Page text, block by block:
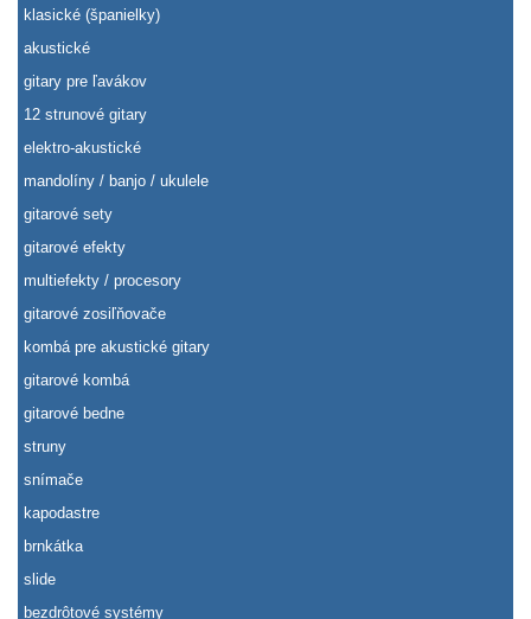
klasické (španielky)
akustické
gitary pre ľavákov
12 strunové gitary
elektro-akustické
mandolíny / banjo / ukulele
gitarové sety
gitarové efekty
multiefekty / procesory
gitarové zosiľňovače
kombá pre akustické gitary
gitarové kombá
gitarové bedne
struny
snímače
kapodastre
brnkátka
slide
bezdrôtové systémy